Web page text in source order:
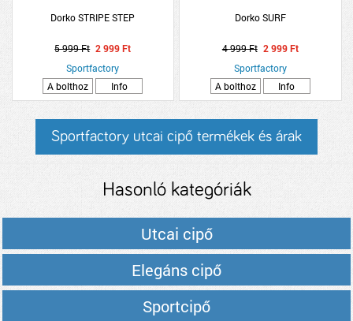
Dorko STRIPE STEP
5 999 Ft 2 999 Ft
Sportfactory
A bolthoz
Info
Dorko SURF
4 999 Ft 2 999 Ft
Sportfactory
A bolthoz
Info
Sportfactory utcai cipő termékek és árak
Hasonló kategóriák
Utcai cipő
Elegáns cipő
Sportcipő